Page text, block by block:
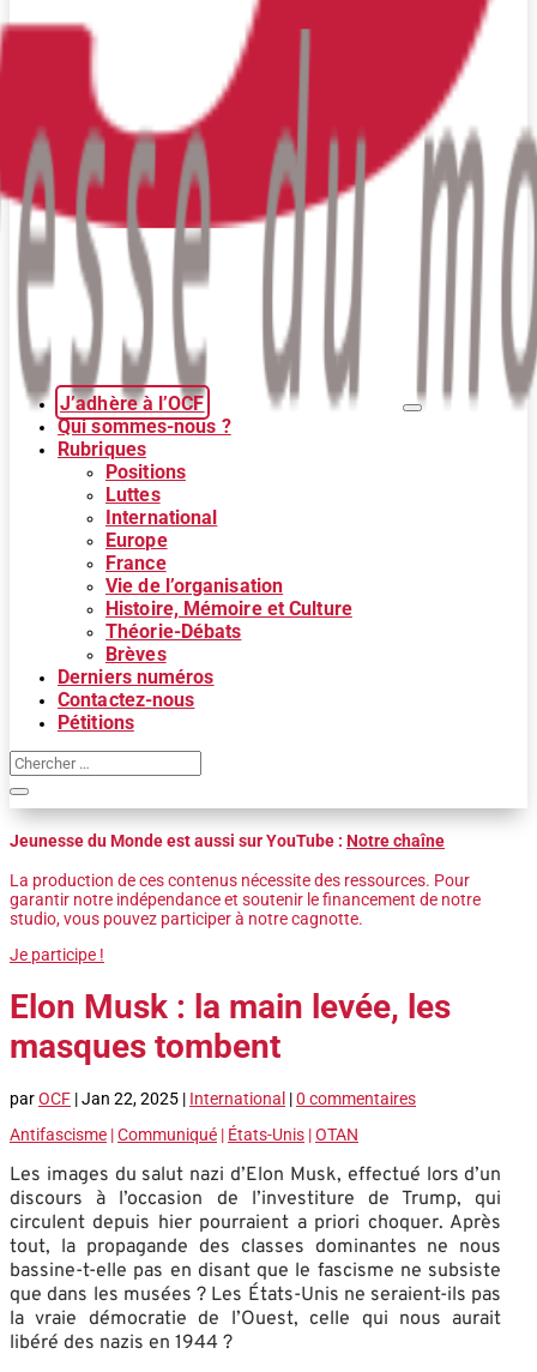
J’adhère à l’OCF
Qui sommes-nous ?
Rubriques
Positions
Luttes
International
Europe
France
Vie de l’organisation
Histoire, Mémoire et Culture
Théorie-Débats
Brèves
Derniers numéros
Contactez-nous
Pétitions
Jeunesse du Monde est aussi sur YouTube : Notre chaîne
La production de ces contenus nécessite des ressources. Pour
garantir notre indépendance et soutenir le financement de notre
studio, vous pouvez participer à notre cagnotte.
Je participe !
Elon Musk : la main levée, les
masques tombent
parOCF |Jan 22, 2025 | International |0 commentaires
Antifascisme |Communiqué | États-Unis |OTAN
Les images du salut nazi d’Elon Musk, effectué lors d’un
discours à l’occasion de l’investiture de Trump, qui
circulent depuis hier pourraient a priori choquer. Après
tout, la propagande des classes dominantes ne nous
bassine-t-elle pas en disant que le fascisme ne subsiste
que dans les musées ? Les États-Unis ne seraient-ils pas
la vraie démocratie de l’Ouest, celle qui nous aurait
libéré des nazis en 1944 ?